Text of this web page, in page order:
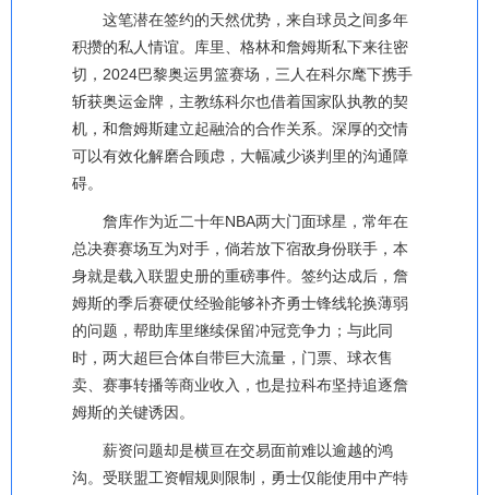
这笔潜在签约的天然优势，来自球员之间多年
积攒的私人情谊。库里、格林和詹姆斯私下来往密
切，2024巴黎奥运男篮赛场，三人在科尔麾下携手
斩获奥运金牌，主教练科尔也借着国家队执教的契
机，和詹姆斯建立起融洽的合作关系。深厚的交情
可以有效化解磨合顾虑，大幅减少谈判里的沟通障
碍。
詹库作为近二十年NBA两大门面球星，常年在
总决赛赛场互为对手，倘若放下宿敌身份联手，本
身就是载入联盟史册的重磅事件。签约达成后，詹
姆斯的季后赛硬仗经验能够补齐勇士锋线轮换薄弱
的问题，帮助库里继续保留冲冠竞争力；与此同
时，两大超巨合体自带巨大流量，门票、球衣售
卖、赛事转播等商业收入，也是拉科布坚持追逐詹
姆斯的关键诱因。
薪资问题却是横亘在交易面前难以逾越的鸿
沟。受联盟工资帽规则限制，勇士仅能使用中产特